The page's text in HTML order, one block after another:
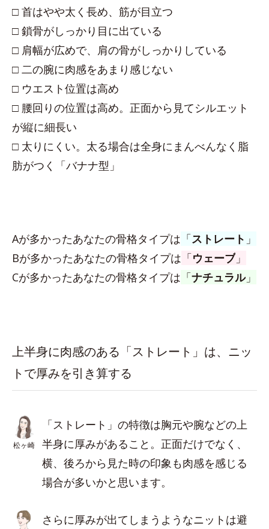
□ 首はやや太く長め、筋が目立つ
□ 鎖骨がしっかり目に出ている
□ 肩幅が広めで、肩の骨がしっかりしている
□ 二の腕に肉感をあまり感じない
□ ウエスト位置は高め
□ 腰回りの位置は高め。正面から見てシルエット
が縦に細長い
□ 太りにくい。太る場合は全身にまんべんなく脂
肪がつく「バナナ型」
Aが多かったあなたの骨格タイプは 「ストレート 」
Bが多かったあなたの骨格タイプは 「ウェーブ 」
Cが多かったあなたの骨格タイプは 「ナチュラル 」
上半身に肉感のある「ストレート」は、ニッ
トで厚みを引き算する
松ヶ崎
「ストレート」の特徴は胸元や腕などの上
半身に厚みがあること。正面だけでなく、
横、後ろから見た時の印象も肉感を感じる
場合が多いかと思います。
さらに厚みが出てしまうようなニットは避